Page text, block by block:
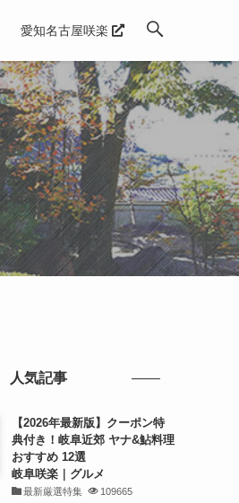
愛知名古屋咲楽
人気記事
【2026年最新版】クーポン特
典付き！岐阜近郊 ヤナ&鮎料理
おすすめ 12選
岐阜咲楽｜グルメ
最新厳選特集 109665